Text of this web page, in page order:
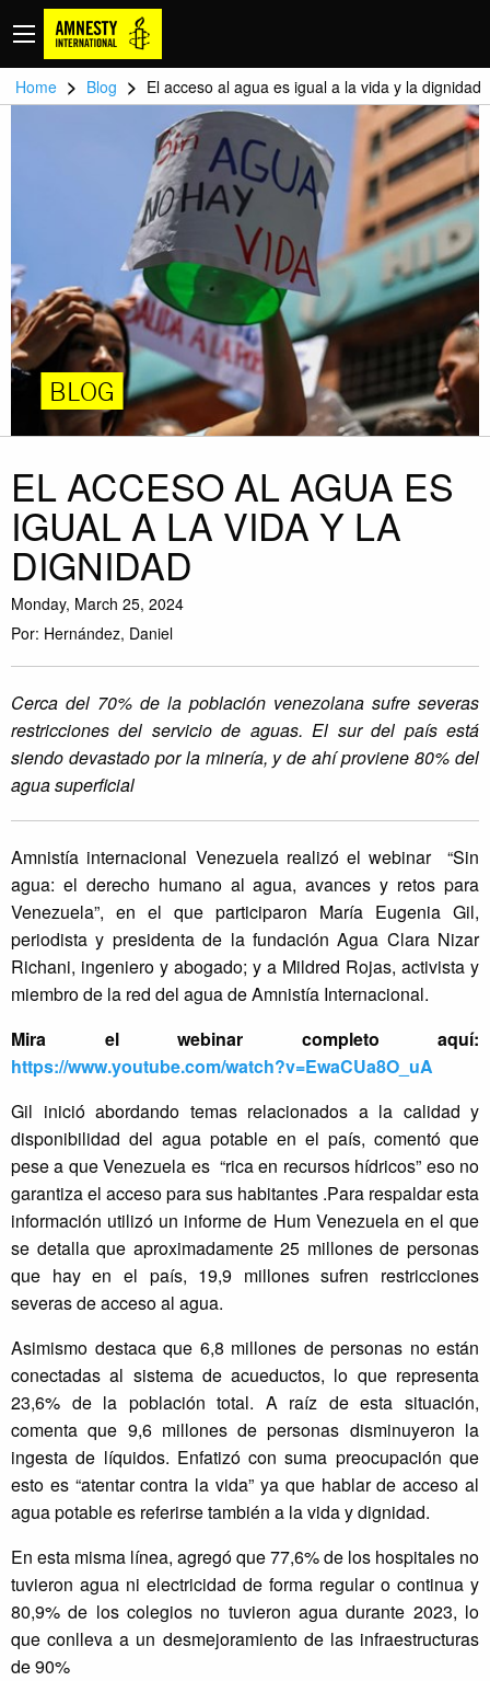
Home > Blog > El acceso al agua es igual a la vida y la dignidad
BLOG
EL ACCESO AL AGUA ES
IGUAL A LA VIDA Y LA
DIGNIDAD
Monday, March 25, 2024
Por: Hernández, Daniel
Cerca del 70% de la población venezolana sufre severas
restricciones del servicio de aguas. El sur del país está
siendo devastado por la minería, y de ahí proviene 80% del
agua superficial
Amnistía internacional Venezuela realizó el webinar “Sin
agua: el derecho humano al agua, avances y retos para
Venezuela”, en el que participaron María Eugenia Gil,
periodista y presidenta de la fundación Agua Clara Nizar
Richani, ingeniero y abogado; y a Mildred Rojas, activista y
miembro de la red del agua de Amnistía Internacional.
Mira el webinar completo aquí:
https://www.youtube.com/watch?v=EwaCUa8O_uA
Gil inició abordando temas relacionados a la calidad y
disponibilidad del agua potable en el país, comentó que
pese a que Venezuela es “rica en recursos hídricos” eso no
garantiza el acceso para sus habitantes .Para respaldar esta
información utilizó un informe de Hum Venezuela en el que
se detalla que aproximadamente 25 millones de personas
que hay en el país, 19,9 millones sufren restricciones
severas de acceso al agua.
Asimismo destaca que 6,8 millones de personas no están
conectadas al sistema de acueductos, lo que representa
23,6% de la población total. A raíz de esta situación,
comenta que 9,6 millones de personas disminuyeron la
ingesta de líquidos. Enfatizó con suma preocupación que
esto es “atentar contra la vida” ya que hablar de acceso al
agua potable es referirse también a la vida y dignidad.
En esta misma línea, agregó que 77,6% de los hospitales no
tuvieron agua ni electricidad de forma regular o continua y
80,9% de los colegios no tuvieron agua durante 2023, lo
que conlleva a un desmejoramiento de las infraestructuras
de 90%